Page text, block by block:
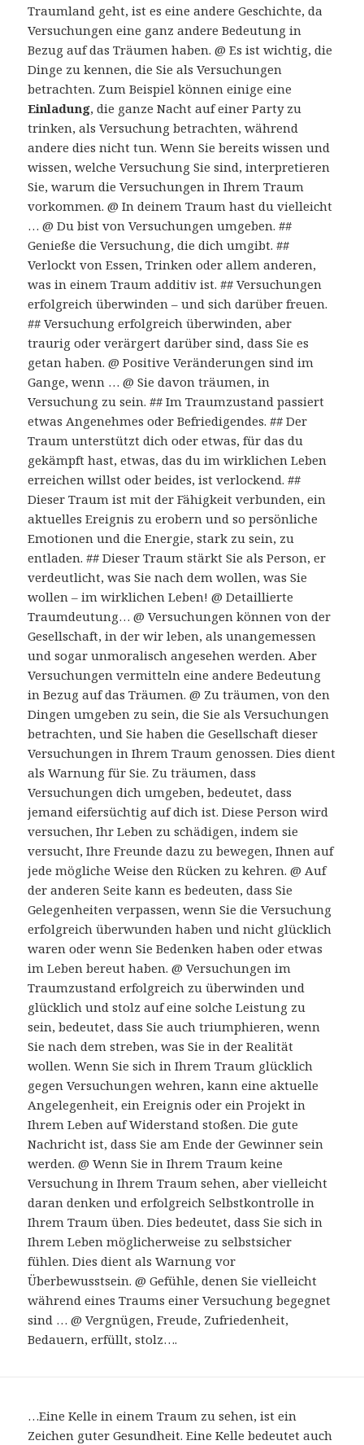
Traumland geht, ist es eine andere Geschichte, da
Versuchungen eine ganz andere Bedeutung in
Bezug auf das Träumen haben. @ Es ist wichtig, die
Dinge zu kennen, die Sie als Versuchungen
betrachten. Zum Beispiel können einige eine
Einladung, die ganze Nacht auf einer Party zu
trinken, als Versuchung betrachten, während
andere dies nicht tun. Wenn Sie bereits wissen und
wissen, welche Versuchung Sie sind, interpretieren
Sie, warum die Versuchungen in Ihrem Traum
vorkommen. @ In deinem Traum hast du vielleicht
… @ Du bist von Versuchungen umgeben. ##
Genieße die Versuchung, die dich umgibt. ##
Verlockt von Essen, Trinken oder allem anderen,
was in einem Traum additiv ist. ## Versuchungen
erfolgreich überwinden – und sich darüber freuen.
## Versuchung erfolgreich überwinden, aber
traurig oder verärgert darüber sind, dass Sie es
getan haben. @ Positive Veränderungen sind im
Gange, wenn … @ Sie davon träumen, in
Versuchung zu sein. ## Im Traumzustand passiert
etwas Angenehmes oder Befriedigendes. ## Der
Traum unterstützt dich oder etwas, für das du
gekämpft hast, etwas, das du im wirklichen Leben
erreichen willst oder beides, ist verlockend. ##
Dieser Traum ist mit der Fähigkeit verbunden, ein
aktuelles Ereignis zu erobern und so persönliche
Emotionen und die Energie, stark zu sein, zu
entladen. ## Dieser Traum stärkt Sie als Person, er
verdeutlicht, was Sie nach dem wollen, was Sie
wollen – im wirklichen Leben! @ Detaillierte
Traumdeutung… @ Versuchungen können von der
Gesellschaft, in der wir leben, als unangemessen
und sogar unmoralisch angesehen werden. Aber
Versuchungen vermitteln eine andere Bedeutung
in Bezug auf das Träumen. @ Zu träumen, von den
Dingen umgeben zu sein, die Sie als Versuchungen
betrachten, und Sie haben die Gesellschaft dieser
Versuchungen in Ihrem Traum genossen. Dies dient
als Warnung für Sie. Zu träumen, dass
Versuchungen dich umgeben, bedeutet, dass
jemand eifersüchtig auf dich ist. Diese Person wird
versuchen, Ihr Leben zu schädigen, indem sie
versucht, Ihre Freunde dazu zu bewegen, Ihnen auf
jede mögliche Weise den Rücken zu kehren. @ Auf
der anderen Seite kann es bedeuten, dass Sie
Gelegenheiten verpassen, wenn Sie die Versuchung
erfolgreich überwunden haben und nicht glücklich
waren oder wenn Sie Bedenken haben oder etwas
im Leben bereut haben. @ Versuchungen im
Traumzustand erfolgreich zu überwinden und
glücklich und stolz auf eine solche Leistung zu
sein, bedeutet, dass Sie auch triumphieren, wenn
Sie nach dem streben, was Sie in der Realität
wollen. Wenn Sie sich in Ihrem Traum glücklich
gegen Versuchungen wehren, kann eine aktuelle
Angelegenheit, ein Ereignis oder ein Projekt in
Ihrem Leben auf Widerstand stoßen. Die gute
Nachricht ist, dass Sie am Ende der Gewinner sein
werden. @ Wenn Sie in Ihrem Traum keine
Versuchung in Ihrem Traum sehen, aber vielleicht
daran denken und erfolgreich Selbstkontrolle in
Ihrem Traum üben. Dies bedeutet, dass Sie sich in
Ihrem Leben möglicherweise zu selbstsicher
fühlen. Dies dient als Warnung vor
Überbewusstsein. @ Gefühle, denen Sie vielleicht
während eines Traums einer Versuchung begegnet
sind … @ Vergnügen, Freude, Zufriedenheit,
Bedauern, erfüllt, stolz….
…Eine Kelle in einem Traum zu sehen, ist ein
Zeichen guter Gesundheit. Eine Kelle bedeutet auch